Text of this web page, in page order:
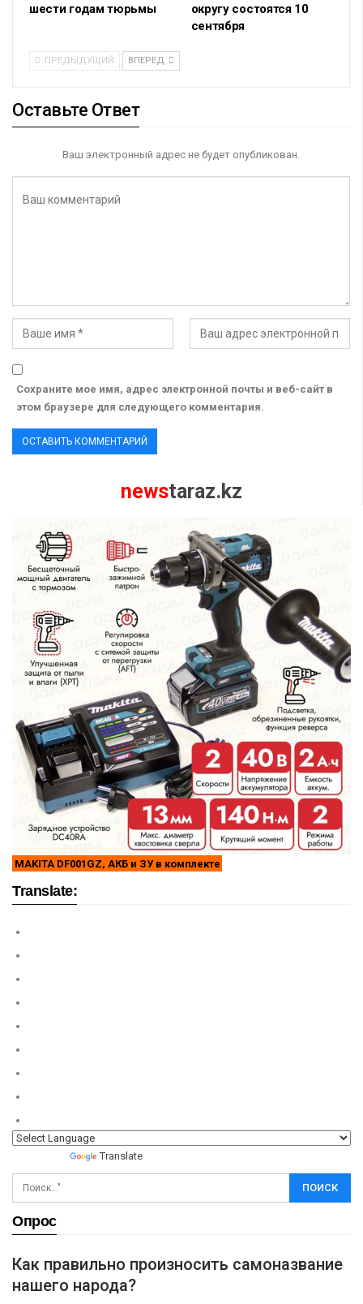
шести годам тюрьмы
округу состоятся 10
сентября
ПРЕДЫДУЩИЙ ВПЕРЕД
Оставьте Ответ
Ваш электронный адрес не будет опубликован.
Сохраните мое имя, адрес электронной почты и веб-сайт в
этом браузере для следующего комментария.
newstaraz.kz
MAKITA DF001GZ, АКБ и ЗУ в комплекте
Translate:
Translate
Опрос
Как правильно произносить самоназвание
нашего народа?